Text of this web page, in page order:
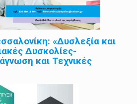
«Δυσλεξία και
Δυσκολίες-
και Τεχνικές